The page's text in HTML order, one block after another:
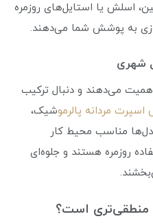
اسلش یا استایل‌های روزمره
به پوشش شما می‌دهند.
شهری
می‌دهند و دنبال ترکیب
مردانه پالرموشیک،
مناسب محیط کار
روزمره هستند و جلوه‌ای
است؟